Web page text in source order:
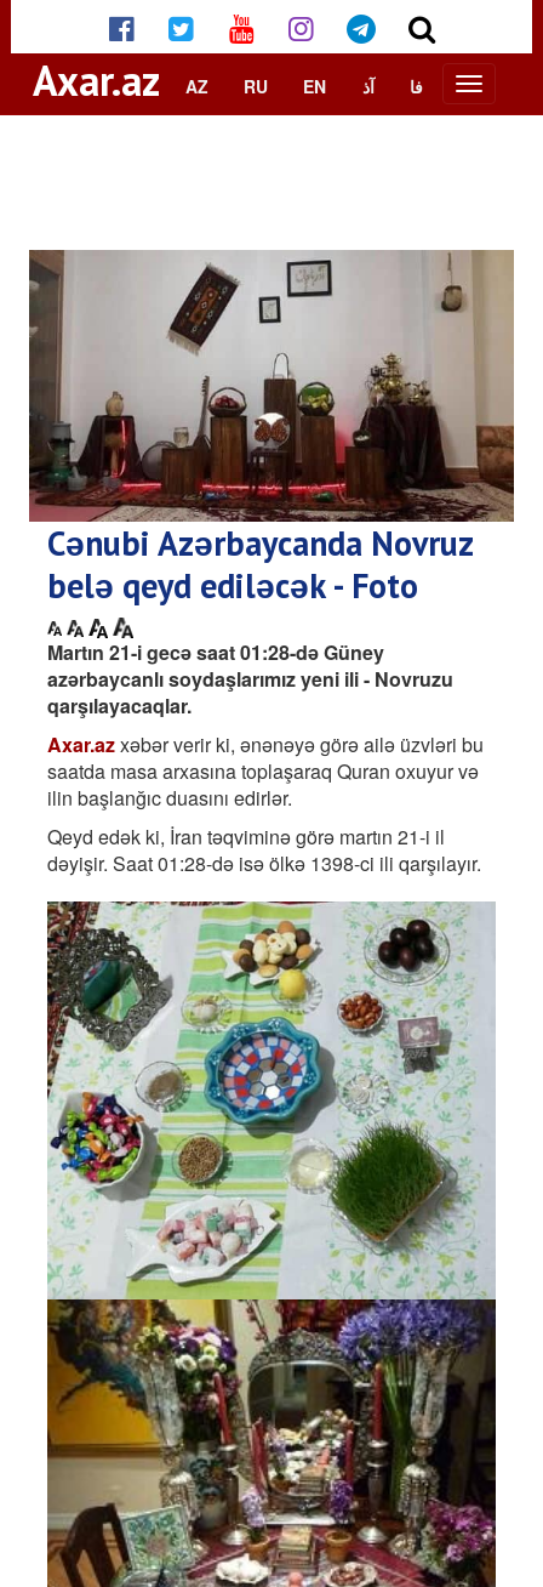
Axar.az AZ RU EN آذ فا
Cənubi Azərbaycanda Novruz
belə qeyd ediləcək - Foto
Martın 21-i gecə saat 01:28-də Güney
azərbaycanlı soydaşlarımız yeni ili - Novruzu
qarşılayacaqlar.
Axar.azxəbər verir ki, ənənəyə görə ailə üzvləri bu
saatda masa arxasına toplaşaraq Quran oxuyur və
ilin başlanğıc duasını edirlər.
Qeyd edək ki, İran təqviminə görə martın 21-i il
dəyişir. Saat 01:28-də isə ölkə 1398-ci ili qarşılayır.